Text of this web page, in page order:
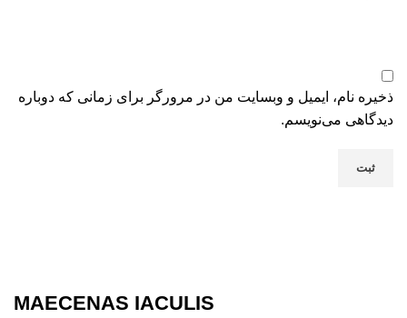
ذخیره نام، ایمیل و وبسایت من در مرورگر برای زمانی که دوباره
دیدگاهی می‌نویسم.
MAECENAS IACULIS